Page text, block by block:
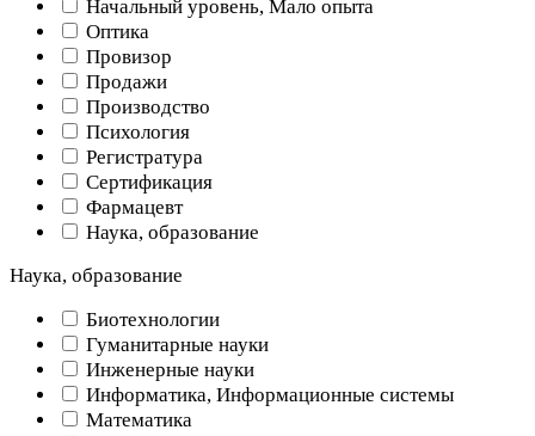
Начальный уровень, Мало опыта
Оптика
Провизор
Продажи
Производство
Психология
Регистратура
Сертификация
Фармацевт
Наука, образование
Наука, образование
Биотехнологии
Гуманитарные науки
Инженерные науки
Информатика, Информационные системы
Математика